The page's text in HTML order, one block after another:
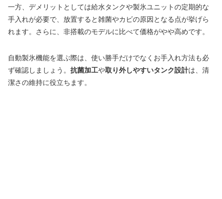
一方、デメリットとしては給水タンクや製氷ユニットの定期的な
手入れが必要で、放置すると雑菌やカビの原因となる点が挙げら
れます。さらに、非搭載のモデルに比べて価格がやや高めです。
自動製氷機能を選ぶ際は、使い勝手だけでなくお手入れ方法も必
ず確認しましょう。 抗菌加工や取り外しやすいタンク設計は、清
潔さの維持に役立ちます。